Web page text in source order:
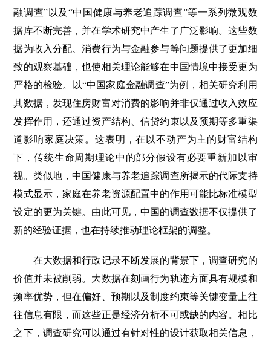
融调查”以及“中国健康与养老追踪调查”等一系列微观数
据库不断完善，并在学术研究中产生了广泛影响。这些数
据为收入分配、消费行为与金融参与等问题提供了更加细
致的观察基础，也使相关理论能够在中国情境中接受更为
严格的检验。以“中国家庭金融调查”为例，相关研究利用
其数据，发现住房财富对消费的影响并非仅通过收入效应
发挥作用，还通过资产结构、信贷约束以及预期等多重渠
道影响家庭决策。这表明，在以不动产为主的财富结构
下，传统生命周期理论中的部分假设有必要重新加以审
视。类似地，中国健康与养老追踪调查所揭示的代际支持
模式显示，家庭在养老资源配置中的作用可能比标准模型
设定的更为关键。由此可见，中国的调查数据不仅提供了
新的经验证据，也在持续推动理论框架的调整。
在大数据和行政记录不断发展的背景下，调查研究的
价值并未被削弱。大数据在刻画行为轨迹方面具有规模和
频率优势，但在偏好、预期以及制度约束等关键变量上往
往信息有限，而这些正是经济分析不可或缺的内容。相比
之下，调查研究可以通过有针对性的设计获取相关信息，